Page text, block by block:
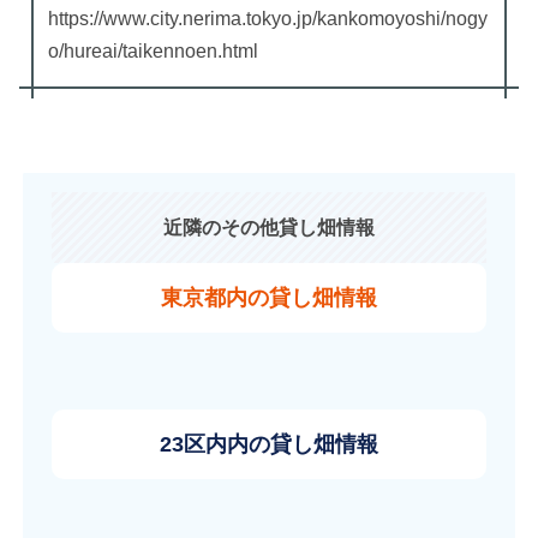
https://www.city.nerima.tokyo.jp/kankomoyoshi/nogy
o/hureai/taikennoen.html
近隣のその他貸し畑情報
東京都内の貸し畑情報
23区内内の貸し畑情報